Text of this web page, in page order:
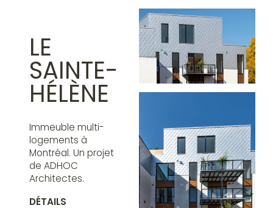
LE
SAINTE-
HÉLÈNE
Immeuble multi-
logements à
Montréal. Un projet
de ADHOC
Architectes.
DÉTAILS